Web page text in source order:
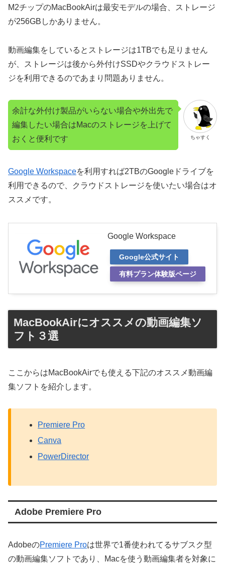
M2チップのMacBookAirは最安モデルの場合、ストレージ
が256GBしかありません。
動画編集をしているとストレージは1TBでも足りません
が、ストレージは後から外付けSSDやクラウドストレー
ジを利用できるのであまり問題ありません。
ちゃすく
余計な外付け製品がいらない場合や外出先で
編集したい場合はMacのストレージを上げて
おくと便利です
Google Workspaceを利用すれば2TBのGoogleドライブを
利用できるので、クラウドストレージを使いたい場合はオ
ススメです。
Google Workspace
Google公式サイト
有料プラン体験版ページ
MacBookAirにオススメの動画編集ソ
フト３選
ここからはMacBookAirでも使える下記のオススメ動画編
集ソフトを紹介します。
Premiere Pro
Canva
PowerDirector
Adobe Premiere Pro
AdobeのPremiere Proは世界で1番使われてるサブスク型
の動画編集ソフトであり、Macを使う動画編集者を対象に